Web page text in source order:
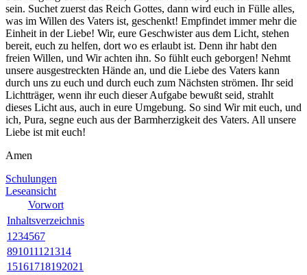
sein. Suchet zuerst das Reich Gottes, dann wird euch in Fülle alles,
was im Willen des Vaters ist, geschenkt! Empfindet immer mehr die
Einheit in der Liebe! Wir, eure Geschwister aus dem Licht, stehen
bereit, euch zu helfen, dort wo es erlaubt ist. Denn ihr habt den
freien Willen, und Wir achten ihn. So fühlt euch geborgen! Nehmt
unsere ausgestreckten Hände an, und die Liebe des Vaters kann
durch uns zu euch und durch euch zum Nächsten strömen. Ihr seid
Lichtträger, wenn ihr euch dieser Aufgabe bewußt seid, strahlt
dieses Licht aus, auch in eure Umgebung. So sind Wir mit euch, und
ich, Pura, segne euch aus der Barmherzigkeit des Vaters. All unsere
Liebe ist mit euch!
Amen
Schulungen
Leseansicht
Vorwort
Inhaltsverzeichnis
1 234567
891011121314
15161718192021